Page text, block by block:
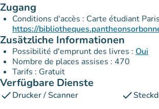
Zugang
Conditions d'accès : Carte étudiant
https://
Zusätzliche Informationen
Possibilité d'emprunt des livres : Oui
Nombre de places assises : 470
Tarifs : Gratuit
Verfügbare Dienste
checkDrucker / Scanner check